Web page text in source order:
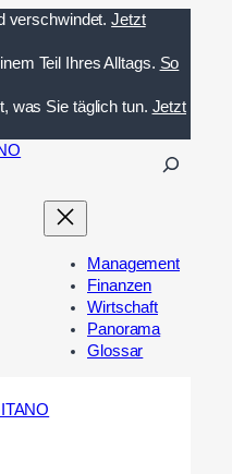
verschwindet. Jetzt
Teil Ihres Alltags. So
was Sie täglich tun. Jetzt
n
Management
Finanzen
Wirtschaft
Panorama
Glossar